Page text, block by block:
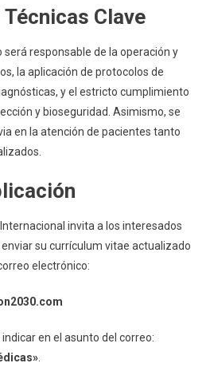
Clave
responsable de la operación y
la aplicación de protocolos de
y el estricto cumplimiento
y bioseguridad. Asimismo, se
en la atención de pacientes tanto
invita a los interesados
su currículum vitae actualizado
electrónico:
en el asunto del correo: